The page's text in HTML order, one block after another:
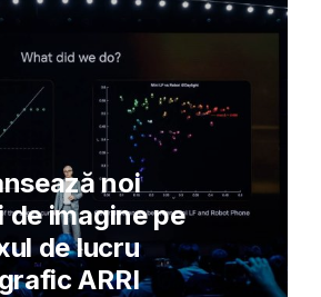
noi
imagine pe
de lucru
ARRI